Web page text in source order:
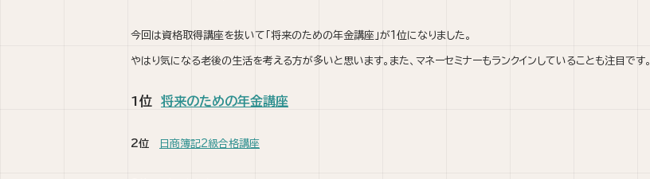
今回は資格取得講座を抜いて「将来のための年金講座」が1位になりました。
やはり気になる老後の生活を考える方が多いと思います。 また、マネーセミナーもランクインしていることも注目です。
1位 将来のための年金講座
2位 日商簿記2級合格講座